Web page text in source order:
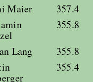
Maier
357.4
355.8
Lang
355.8
355.4